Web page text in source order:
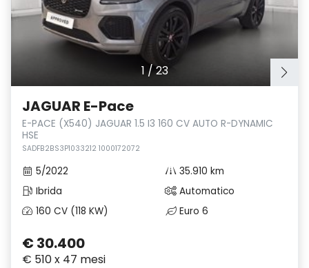
1 /23
JAGUAR E-Pace
E-PACE (X540) JAGUAR 1.5 I3 160 CV AUTO R-DYNAMIC
HSE
SADFB2BS3P1033212 1000172072
5/2022
35.910 km
Ibrida
Automatico
160 CV (118 KW)
Euro 6
€ 30.400
€ 510 x 47 mesi